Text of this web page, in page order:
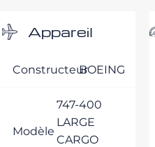
Appareil
ConstructeurBOEING
Modèle
747-400
LARGE
CARGO